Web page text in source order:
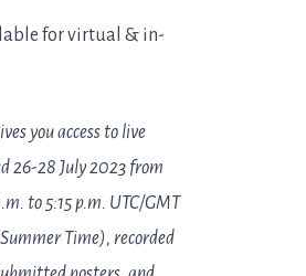
for virtual & in-
you access to live
26-28 July 2023 from
to 5:15 p.m. UTC/GMT
Time), recorded